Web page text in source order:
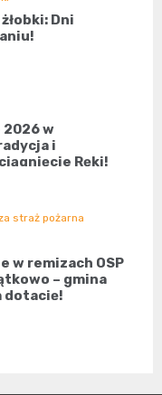
Dni
2026 w
i
Ręki!
straż pożarna
w remizach OSP
– gmina
dotację!